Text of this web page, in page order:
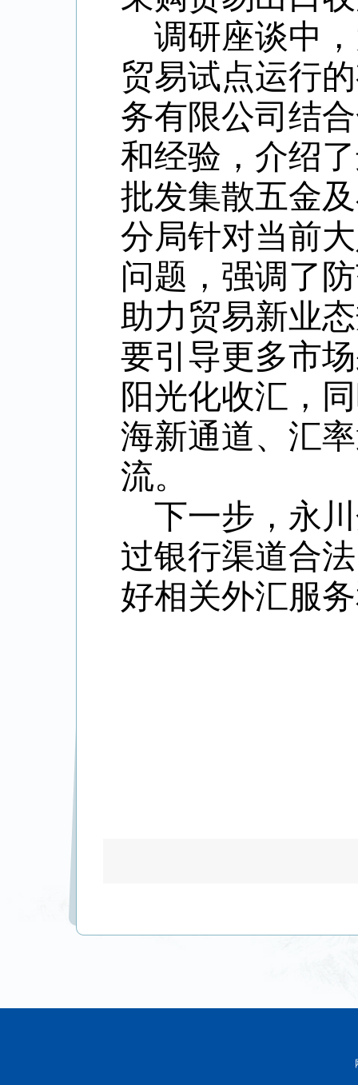
调研座谈中
贸易试点运行
务有限公司结
和经验，介绍
批发集散五金
分局针对当前
问题，强调了
助力贸易新业
要引导更多市
阳光化收汇，
海新通道、汇
流。
下一步，永
过银行渠道合
好相关外汇服